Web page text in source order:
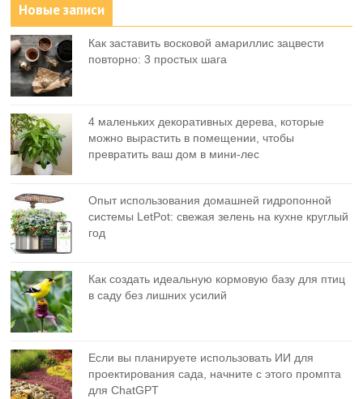
Новые записи
Как заставить восковой амариллис зацвести
повторно: 3 простых шага
4 маленьких декоративных дерева, которые
можно вырастить в помещении, чтобы
превратить ваш дом в мини-лес
Опыт использования домашней гидропонной
системы LetPot: свежая зелень на кухне круглый
год
Как создать идеальную кормовую базу для птиц
в саду без лишних усилий
Если вы планируете использовать ИИ для
проектирования сада, начните с этого промпта
для ChatGPT